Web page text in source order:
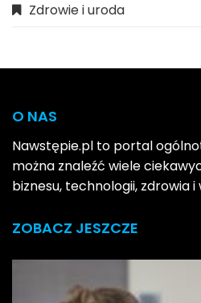
Zdrowie i uroda
O NAS
Nawstępie.pl to portal
można znaleźć wiele
biznesu, technologii, zdrowia i
ZOBACZ JESZCZE